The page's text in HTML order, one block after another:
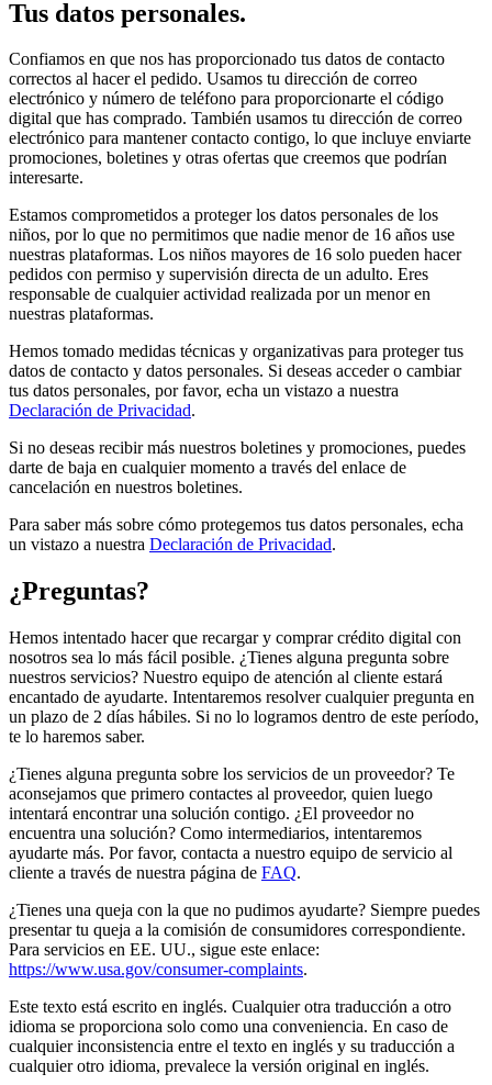
Tus datos personales.
Confiamos en que nos has proporcionado tus datos de contacto
correctos al hacer el pedido. Usamos tu dirección de correo
electrónico y número de teléfono para proporcionarte el código
digital que has comprado. También usamos tu dirección de correo
electrónico para mantener contacto contigo, lo que incluye enviarte
promociones, boletines y otras ofertas que creemos que podrían
interesarte.
Estamos comprometidos a proteger los datos personales de los
niños, por lo que no permitimos que nadie menor de 16 años use
nuestras plataformas. Los niños mayores de 16 solo pueden hacer
pedidos con permiso y supervisión directa de un adulto. Eres
responsable de cualquier actividad realizada por un menor en
nuestras plataformas.
Hemos tomado medidas técnicas y organizativas para proteger tus
datos de contacto y datos personales. Si deseas acceder o cambiar
tus datos personales, por favor, echa un vistazo a nuestra
Declaración de Privacidad.
Si no deseas recibir más nuestros boletines y promociones, puedes
darte de baja en cualquier momento a través del enlace de
cancelación en nuestros boletines.
Para saber más sobre cómo protegemos tus datos personales, echa
un vistazo a nuestra Declaración de Privacidad.
¿Preguntas?
Hemos intentado hacer que recargar y comprar crédito digital con
nosotros sea lo más fácil posible. ¿Tienes alguna pregunta sobre
nuestros servicios? Nuestro equipo de atención al cliente estará
encantado de ayudarte. Intentaremos resolver cualquier pregunta en
un plazo de 2 días hábiles. Si no lo logramos dentro de este período,
te lo haremos saber.
¿Tienes alguna pregunta sobre los servicios de un proveedor? Te
aconsejamos que primero contactes al proveedor, quien luego
intentará encontrar una solución contigo. ¿El proveedor no
encuentra una solución? Como intermediarios, intentaremos
ayudarte más. Por favor, contacta a nuestro equipo de servicio al
cliente a través de nuestra página de FAQ.
¿Tienes una queja con la que no pudimos ayudarte? Siempre puedes
presentar tu queja a la comisión de consumidores correspondiente.
Para servicios en EE. UU., sigue este enlace:
https://www.usa.gov/consumer-complaints.
Este texto está escrito en inglés. Cualquier otra traducción a otro
idioma se proporciona solo como una conveniencia. En caso de
cualquier inconsistencia entre el texto en inglés y su traducción a
cualquier otro idioma, prevalece la versión original en inglés.